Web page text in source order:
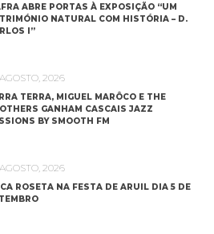
ABRE PORTAS À EXPOSIÇÃO “UM
NATURAL COM HISTÓRIA – D.
I”
2026
TERRA, MIGUEL MARÔCO E THE
GANHAM CASCAIS JAZZ
BY SMOOTH FM
2026
ROSETA NA FESTA DE ARUIL DIA 5 DE